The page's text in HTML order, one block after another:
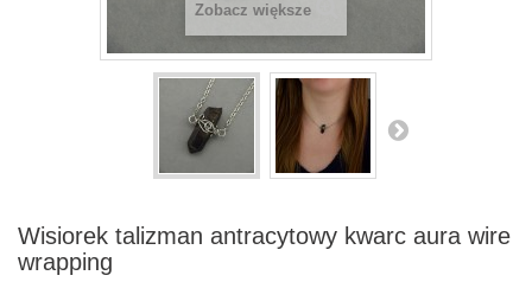
Zobacz większe
Wisiorek talizman antracytowy kwarc aura wire
wrapping